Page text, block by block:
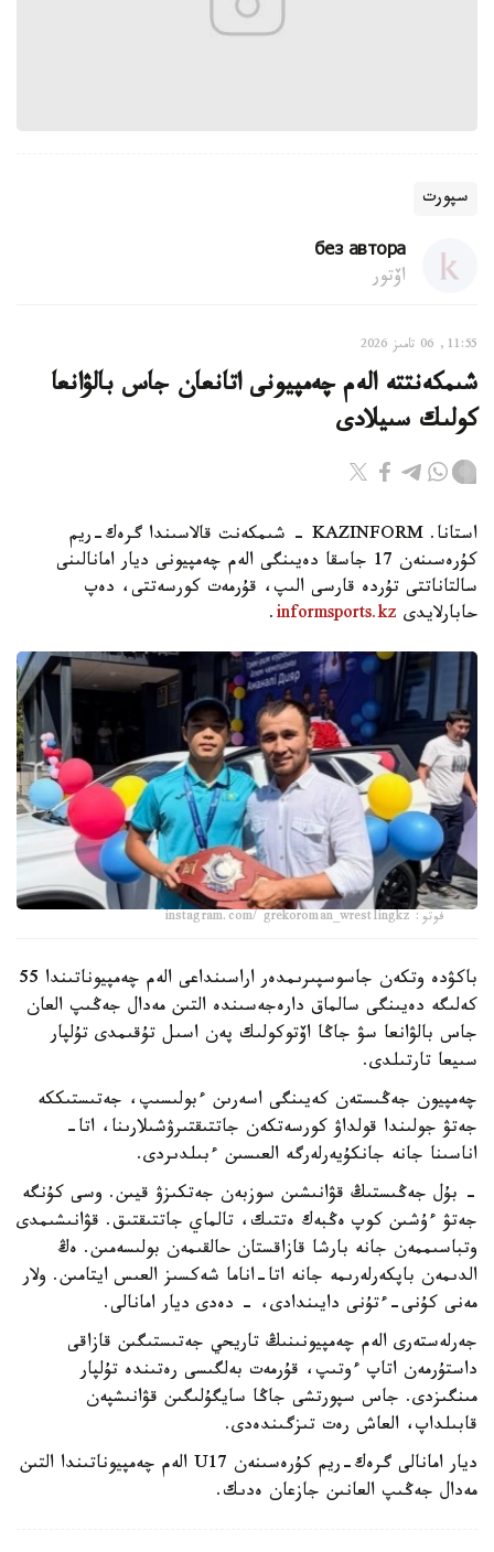
سپورت
без автора
اۆتور
11:55, 06 تامىز 2026
شىمكەنتتە الەم چەمپيونى اتانعان جاس بالۋانعا
كولىك سىيلادى
استانا. KAZINFORM - شىمكەنت قالاسىندا گرەك-ريم
كۇرەسىنەن 17 جاسقا دەيىنگى الەم چەمپيونى ديار امانالىنى
سالتاناتتى تۇردە قارسى الىپ، قۇرمەت كورسەتتى، دەپ
حابارلايدى informsports.kz
.
فوتو: instagram.com/ grekoroman_wrestlingkz
باكۋدە وتكەن جاسوسپىرىمدەر اراسىنداعى الەم چەمپيوناتىندا 55
كەلىگە دەيىنگى سالماق دارەجەسىندە التىن مەدال جەڭىپ العان
جاس بالۋانعا سۋ جاڭا اۆتوكولىك پەن اسىل تۇقىمدى تۇلپار
سىيعا تارتىلدى.
چەمپيون جەڭىستەن كەيىنگى اسەرىن ءبولىسىپ، جەتىستىككە
جەتۋ جولىندا قولداۋ كورسەتكەن جاتتىقتىرۋشىلارىنا، اتا-
اناسىنا جانە جانكۇيەرلەرگە العىسىن ءبىلدىردى.
- بۇل جەڭىستىڭ قۋانىشىن سوزبەن جەتكىزۋ قيىن. وسى كۇنگە
جەتۋ ءۇشىن كوپ ەڭبەك ەتتىك، تالماي جاتتىقتىق. قۋانىشىمدى
وتباسىممەن جانە بارشا قازاقستان حالقىمەن بولىسەمىن. ەڭ
الدىمەن باپكەرلەرىمە جانە اتا-اناما شەكسىز العىس ايتامىن. ولار
مەنى كۇنى-ءتۇنى دايىندادى، - دەدى ديار امانالى.
جەرلەستەرى الەم چەمپيونىنىڭ تاريحي جەتىستىگىن قازاقى
داستۇرمەن اتاپ ءوتىپ، قۇرمەت بەلگىسى رەتىندە تۇلپار
مىنگىزدى. جاس سپورتشى جاڭا سايگۇلىگىن قۋانىشپەن
قابىلداپ، العاش رەت تىزگىندەدى.
ديار امانالى گرەك-ريم كۇرەسىنەن U17 الەم چەمپيوناتىندا التىن
مەدال جەڭىپ العانىن جازعان ەدىك.